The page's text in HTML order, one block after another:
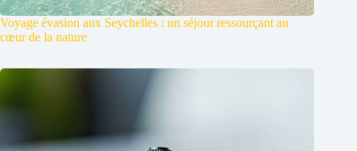
Voyage évasion aux Seychelles : un séjour ressourçant au
cœur de la nature